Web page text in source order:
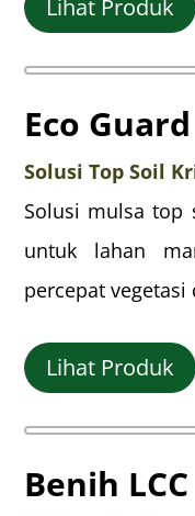
Lihat Produk
Eco Guard
Solusi Top Soil
Solusi mulsa top
untuk lahan
percepat
Lihat Produk
Benih LCC